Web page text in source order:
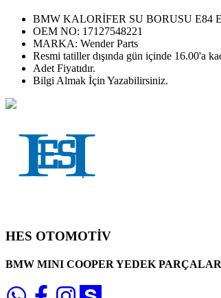
BMW KALORİFER SU BORUSU E84
OEM NO: 17127548221
MARKA: Wender Parts
Resmi tatiller dışında gün içinde 16.00'a
Adet Fiyatıdır.
Bilgi Almak İçin Yazabilirsiniz.
HES OTOMOTİV
BMW MINI COOPER YEDEK